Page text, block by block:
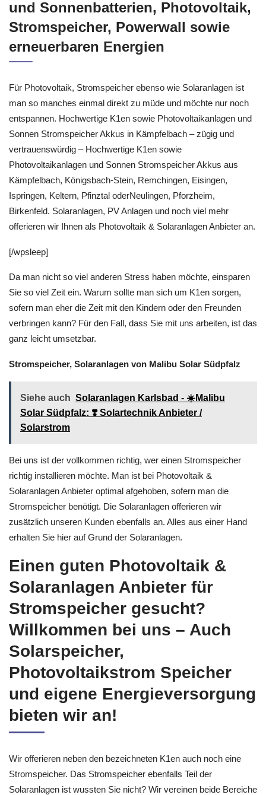
und Sonnenbatterien, Photovoltaik,
Stromspeicher, Powerwall sowie
erneuerbaren Energien
Für Photovoltaik, Stromspeicher ebenso wie Solaranlagen ist
man so manches einmal direkt zu müde und möchte nur noch
entspannen. Hochwertige K1en sowie Photovoltaikanlagen und
Sonnen Stromspeicher Akkus in Kämpfelbach – zügig und
vertrauenswürdig – Hochwertige K1en sowie
Photovoltaikanlagen und Sonnen Stromspeicher Akkus aus
Kämpfelbach, Königsbach-Stein, Remchingen, Eisingen,
Ispringen, Keltern, Pfinztal oderNeulingen, Pforzheim,
Birkenfeld. Solaranlagen, PV Anlagen und noch viel mehr
offerieren wir Ihnen als Photovoltaik & Solaranlagen Anbieter an.
[/wpsleep]
Da man nicht so viel anderen Stress haben möchte, einsparen
Sie so viel Zeit ein. Warum sollte man sich um K1en sorgen,
sofern man eher die Zeit mit den Kindern oder den Freunden
verbringen kann? Für den Fall, dass Sie mit uns arbeiten, ist das
ganz leicht umsetzbar.
Stromspeicher, Solaranlagen von Malibu Solar Südpfalz
Siehe auch Solaranlagen Karlsbad - ☀️Malibu
Solar Südpfalz: ❣️ Solartechnik Anbieter /
Solarstrom
Bei uns ist der vollkommen richtig, wer einen Stromspeicher
richtig installieren möchte. Man ist bei Photovoltaik &
Solaranlagen Anbieter optimal afgehoben, sofern man die
Stromspeicher benötigt. Die Solaranlagen offerieren wir
zusätzlich unseren Kunden ebenfalls an. Alles aus einer Hand
erhalten Sie hier auf Grund der Solaranlagen.
Einen guten Photovoltaik &
Solaranlagen Anbieter für
Stromspeicher gesucht?
Willkommen bei uns – Auch
Solarspeicher,
Photovoltaikstrom Speicher
und eigene Energieversorgung
bieten wir an!
Wir offerieren neben den bezeichneten K1en auch noch eine
Stromspeicher. Das Stromspeicher ebenfalls Teil der
Solaranlagen ist wussten Sie nicht? Wir vereinen beide Bereiche